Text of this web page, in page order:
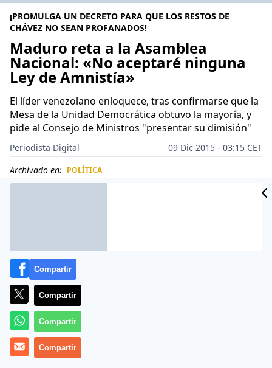
¡PROMULGA UN DECRETO PARA QUE LOS RESTOS DE
CHÁVEZ NO SEAN PROFANADOS!
Maduro reta a la Asamblea
Nacional: «No aceptaré ninguna
Ley de Amnistía»
El líder venezolano enloquece, tras confirmarse que la
Mesa de la Unidad Democrática obtuvo la mayoría, y
pide al Consejo de Ministros "presentar su dimisión"
Periodista Digital
09 Dic 2015 - 03:15 CET
Archivado en: POLÍTICA
Compartir
Compartir
Compartir
Compartir